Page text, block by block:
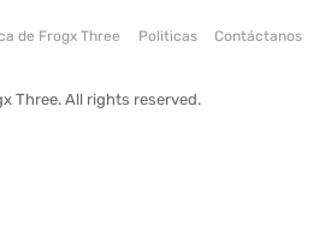
de Frogx Three Politicas Contáctanos
Three. All rights reserved.